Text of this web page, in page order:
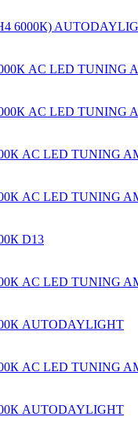
6000К)
AC LED TUNING
AC LED TUNING
AC LED TUNING
AC LED TUNING
D13
AC LED TUNING
AUTODAYLIGHT
AC LED TUNING
AUTODAYLIGHT